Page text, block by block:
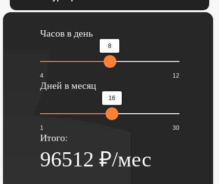
Часов в день
8
4 12
Дней в месяц
16
1 30
Итого:
96512 ₽/мес